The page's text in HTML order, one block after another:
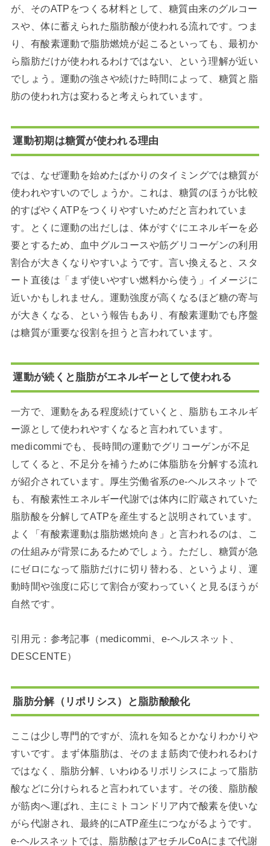
が、そのATPをつくる材料として、糖質由来のグルコー
スや、体に蓄えられた脂肪酸が使われる流れです。つま
り、有酸素運動で脂肪燃焼が起こるといっても、最初か
ら脂肪だけが使われるわけではない、という理解が近い
でしょう。運動の強さや続けた時間によって、糖質と脂
肪の使われ方は変わると考えられています。
運動初期は糖質が使われる理由
では、なぜ運動を始めたばかりのタイミングでは糖質が
使われやすいのでしょうか。これは、糖質のほうが比較
的すばやくATPをつくりやすいためだと言われていま
す。とくに運動の出だしは、体がすぐにエネルギーを必
要とするため、血中グルコースや筋グリコーゲンの利用
割合が大きくなりやすいようです。言い換えると、スタ
ート直後は「まず使いやすい燃料から使う」イメージに
近いかもしれません。運動強度が高くなるほど糖の寄与
が大きくなる、という報告もあり、有酸素運動でも序盤
は糖質が重要な役割を担うと言われています。
運動が続くと脂肪がエネルギーとして使われる
一方で、運動をある程度続けていくと、脂肪もエネルギ
ー源として使われやすくなると言われています。
medicommiでも、長時間の運動でグリコーゲンが不足
してくると、不足分を補うために体脂肪を分解する流れ
が紹介されています。厚生労働省系のe-ヘルスネットで
も、有酸素性エネルギー代謝では体内に貯蔵されていた
脂肪酸を分解してATPを産生すると説明されています。
よく「有酸素運動は脂肪燃焼向き」と言われるのは、こ
の仕組みが背景にあるためでしょう。ただし、糖質が急
にゼロになって脂肪だけに切り替わる、というより、運
動時間や強度に応じて割合が変わっていくと見るほうが
自然です。
引用元：参考記事（medicommi、e-ヘルスネット、
DESCENTE）
脂肪分解（リポリシス）と脂肪酸酸化
ここは少し専門的ですが、流れを知るとかなりわかりや
すいです。まず体脂肪は、そのまま筋肉で使われるわけ
ではなく、脂肪分解、いわゆるリポリシスによって脂肪
酸などに分けられると言われています。その後、脂肪酸
が筋肉へ運ばれ、主にミトコンドリア内で酸素を使いな
がら代謝され、最終的にATP産生につながるようです。
e-ヘルスネットでは、脂肪酸はアセチルCoAにまで代謝